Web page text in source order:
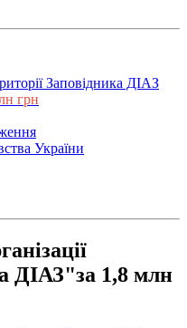
Заповідника ДІАЗ
грн
України
ДІАЗ"за 1,8 млн